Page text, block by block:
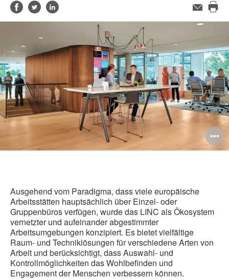
Auf
Facebook
Auf
Twitter
Auf
LinkedIn
E-
Adresse
Ausgehend vom Paradigma, dass viele europäische
Arbeitsstätten hauptsächlich über Einzel- oder
Gruppenbüros verfügen, wurde das LINC als Ökosystem
vernetzter und aufeinander abgestimmter
Arbeitsumgebungen konzipiert. Es bietet vielfältige
Raum- und Techniklösungen für verschiedene Arten von
Arbeit und berücksichtigt, dass Auswahl- und
Kontrollmöglichkeiten das Wohlbefinden und
Engagement der Menschen verbessern können.